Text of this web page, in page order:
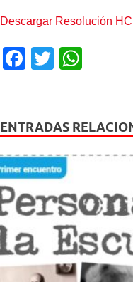
Descargar Resolución
F
e
b
o
o
k
T
er s
A
p
ENTRADAS